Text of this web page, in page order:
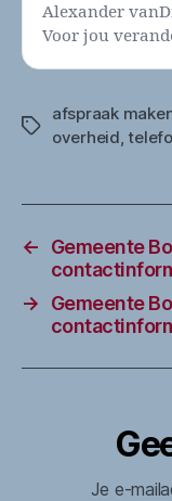
Alexander
Voor jou
Tags
afspraak
overheid,
←
Gemeente
→
Gemeente
Je e-